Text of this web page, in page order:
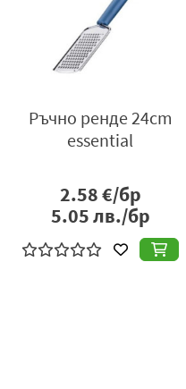
Ръчно ренде 24cm
essential
2.58€/бр
5.05лв./бр